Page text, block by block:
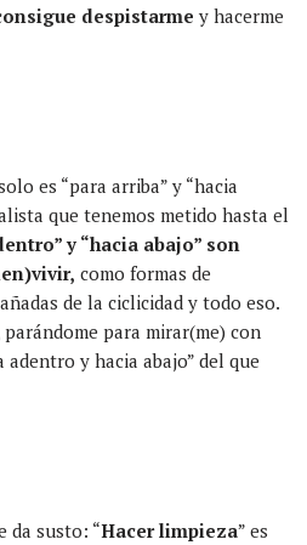
despistarme y hacerme
es “para arriba” y “hacia
que tenemos metido hasta el
y “hacia abajo” son
como formas de
de la ciclicidad y todo eso.
para mirar(me) con
y hacia abajo” del que
da susto: “Hacer limpieza” es